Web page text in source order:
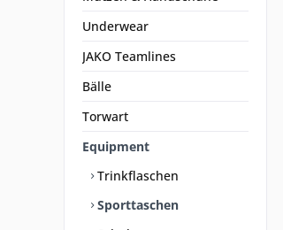
Underwear
JAKO Teamlines
Bälle
Torwart
Equipment
Trinkflaschen
Sporttaschen